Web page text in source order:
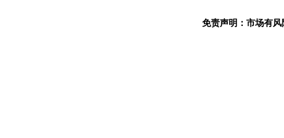
免责声明：市场有风